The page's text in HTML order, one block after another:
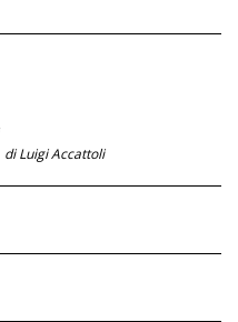
di Luigi Accattoli